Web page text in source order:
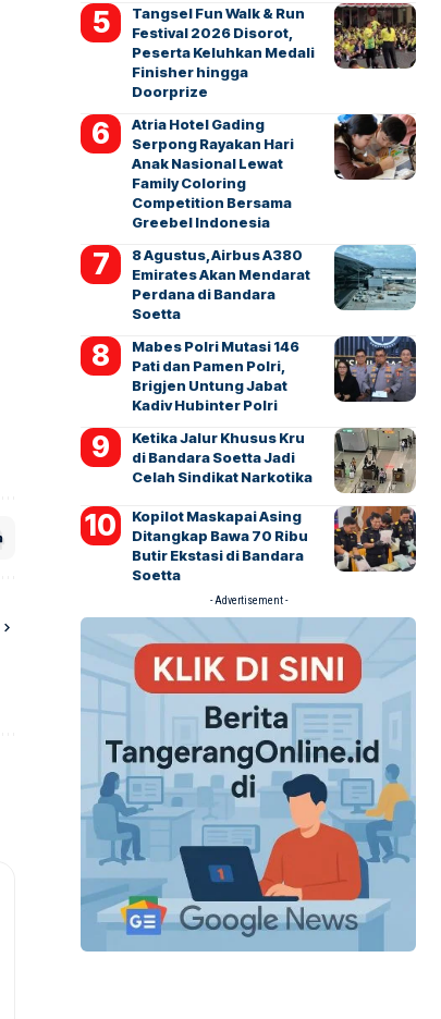
Tangsel Fun Walk & Run
Festival 2026 Disorot,
Peserta Keluhkan Medali
Finisher hingga
Doorprize
Atria Hotel Gading
Serpong Rayakan Hari
Anak Nasional Lewat
Family Coloring
Competition Bersama
Greebel Indonesia
8 Agustus, Airbus A380
Emirates Akan Mendarat
Perdana di Bandara
Soetta
Mabes Polri Mutasi 146
Pati dan Pamen Polri,
Brigjen Untung Jabat
Kadiv Hubinter Polri
Ketika Jalur Khusus Kru
di Bandara Soetta Jadi
Celah Sindikat Narkotika
Kopilot Maskapai Asing
Ditangkap Bawa 70 Ribu
Butir Ekstasi di Bandara
Soetta
- Advertisement -